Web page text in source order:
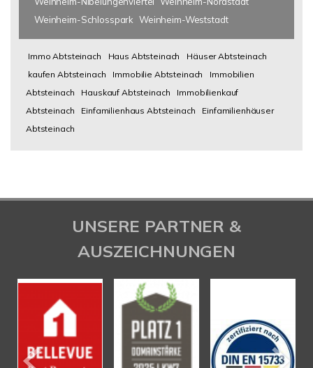
Weinheim-Schlosspark Weinheim-Weststadt
Immo Abtsteinach Haus Abtsteinach
Häuser Abtsteinach
kaufen Abtsteinach
Immobilie Abtsteinach
Immobilien
Abtsteinach
Hauskauf Abtsteinach
Immobilienkauf
Abtsteinach
Einfamilienhaus Abtsteinach
Einfamilienhäuser
Abtsteinach
UNSERE PARTNER &
AUSZEICHNUNGEN